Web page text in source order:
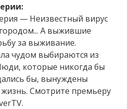
— Неизвестный вирус
А выжившие
за выживание.
чудом выбираются из
которые никогда бы
бы, вынуждены
жизнь. Смотрите премьеру